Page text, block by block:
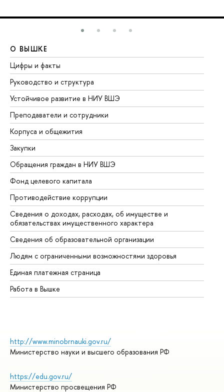
О ВЫШКЕ
Цифры и факты
Руководство и структура
Устойчивое развитие в НИУ ВШЭ
Преподаватели и сотрудники
Корпуса и общежития
Закупки
Обращения граждан в НИУ ВШЭ
Фонд целевого капитала
Противодействие коррупции
Сведения о доходах, расходах, об имуществе и
обязательствах имущественного характера
Сведения об образовательной организации
Людям с ограниченными возможностями здоровья
Единая платежная страница
Работа в Вышке
http://www.minobrnauki.gov.ru/
Министерство науки и высшего образования РФ
https://edu.gov.ru/
Министерство просвещения РФ